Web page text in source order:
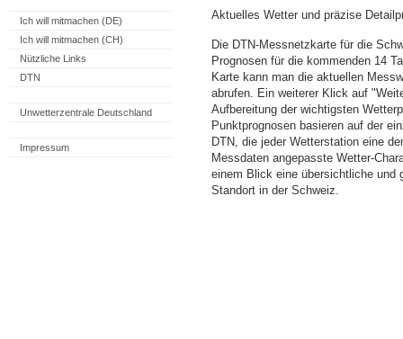
Ich will mitmachen (DE)
Ich will mitmachen (CH)
Nützliche Links
DTN
Unwetterzentrale Deutschland
Impressum
Aktuelles Wetter und präzise
Die DTN-Messnetzkarte für die
Prognosen für die kommenden 14
Karte kann man die aktuellen
abrufen. Ein weiterer Klick auf
Aufbereitung der wichtigsten
Punktprognosen basieren auf der
DTN, die jeder Wetterstation eine
Messdaten angepasste Wetter-
einem Blick eine übersichtliche und
Standort in der Schweiz.